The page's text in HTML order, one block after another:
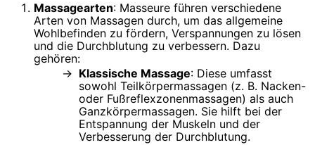
Massagearten: Masseure führen verschiedene
Arten von Massagen durch, um das allgemeine
Wohlbefinden zu fördern, Verspannungen zu lösen
und die Durchblutung zu verbessern. Dazu
gehören:
Klassische Massage: Diese umfasst
sowohl Teilkörpermassagen (z. B. Nacken-
oder Fußreflexzonenmassagen) als auch
Ganzkörpermassagen. Sie hilft bei der
Entspannung der Muskeln und der
Verbesserung der Durchblutung.